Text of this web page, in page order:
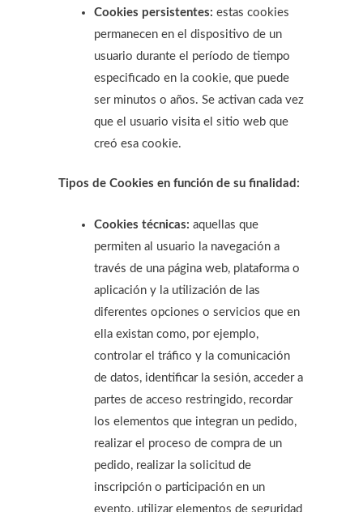
Cookies persistentes:estas cookies
permanecen en el dispositivo de un
usuario durante el período de tiempo
especificado en la cookie, que puede
ser minutos o años. Se activan cada vez
que el usuario visita el sitio web que
creó esa cookie.
Tipos de Cookies en función de su finalidad:
Cookies técnicas: aquellas que
permiten al usuario la navegación a
través de una página web, plataforma o
aplicación y la utilización de las
diferentes opciones o servicios que en
ella existan como, por ejemplo,
controlar el tráfico y la comunicación
de datos, identificar la sesión, acceder a
partes de acceso restringido, recordar
los elementos que integran un pedido,
realizar el proceso de compra de un
pedido, realizar la solicitud de
inscripción o participación en un
evento, utilizar elementos de seguridad